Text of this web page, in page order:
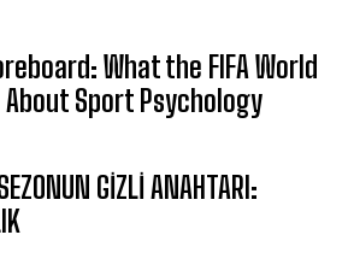
What the FIFA World
Sport Psychology
GİZLİ ANAHTARI: